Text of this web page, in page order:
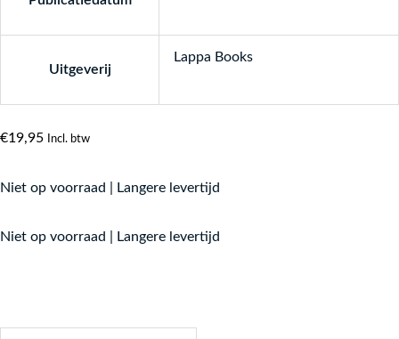
Uitgeverij
Lappa Books
€19,95 Incl. btw
Niet op voorraad | Langere levertijd
Niet op voorraad | Langere levertijd
Lappa